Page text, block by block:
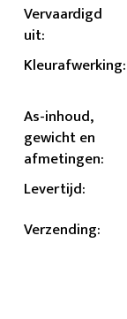
Vervaardigd
uit:
Kleurafwerking:
As-inhoud,
gewicht en
afmetingen:
Levertijd:
Verzending: